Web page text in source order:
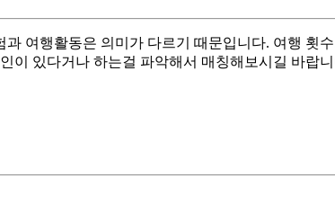
여행활동은 의미가 다르기 때문입니다. 여행 횟
이 있다거나 하는걸 파악해서 매칭해보시길 바랍